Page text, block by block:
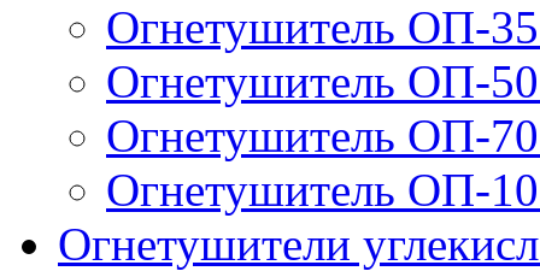
Огнетушитель ОП-
Огнетушитель ОП-
Огнетушитель ОП-
Огнетушитель ОП-
Огнетушители